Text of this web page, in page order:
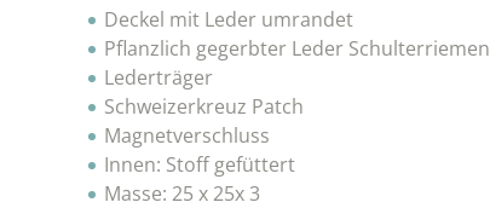
Deckel mit Leder umrandet
Pflanzlich gegerbter Leder Schulterriemen
Lederträger
Schweizerkreuz Patch
Magnetverschluss
Innen: Stoff gefüttert
Masse: 25 x 25x 3